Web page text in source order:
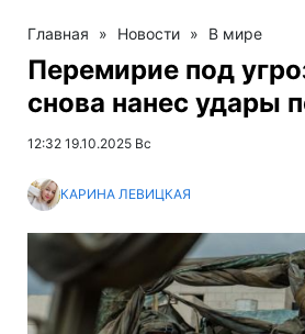
Главная » Новости » В мире
Перемирие под
снова нанес удары
12:32 19.10.2025 Вс
КАРИНА ЛЕВИЦКАЯ